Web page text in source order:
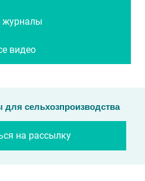
журналы
видео
сельхозпроизводства
на рассылку